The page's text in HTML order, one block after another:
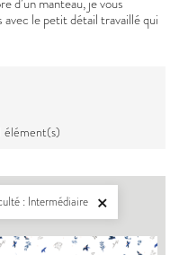
le petit détail travaillé qui
élément(s)
: Intermédiaire 